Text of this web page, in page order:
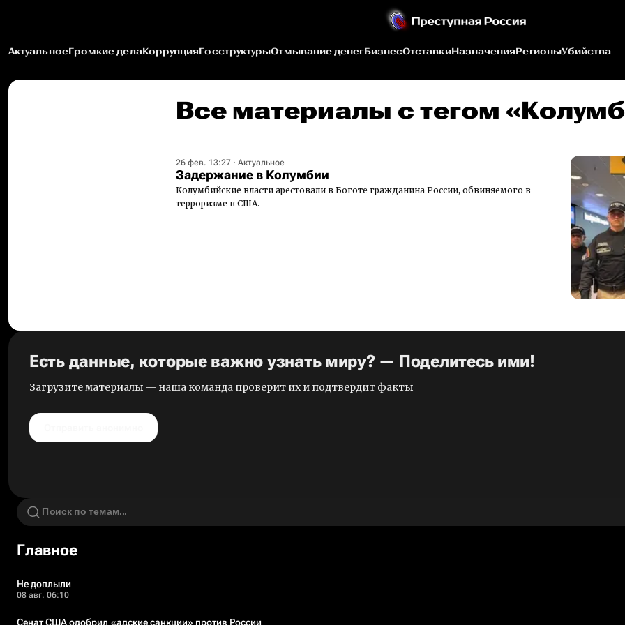
АктуальноеГромкие делаКоррупцияГосструктурыОтмывание денегБизнесОтставкиНазначенияРегионыУбийства
Все материалы c тегом
26 фев. 13:27 · Актуальное
Задержание в Колумбии
Колумбийские власти арестовали в Боготе гражданина России, обвиняемого в
терроризме в США.
Есть данные, которые важно узнать миру? — Поделитесь ими!
Загрузите материалы — наша команда проверит их и подтвердит факты
Главное
Не доплыли
08 авг. 06:10
Сенат США одобрил «адские санкции» против России